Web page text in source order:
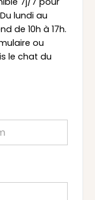
lundi au
de 10h à 17h.
ou
le chat du